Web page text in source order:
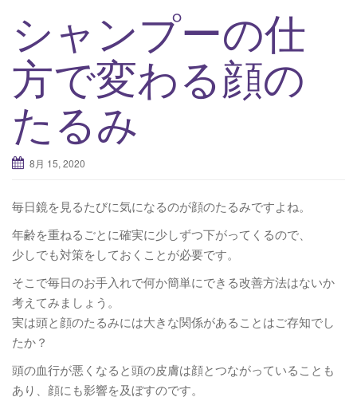
シャンプーの仕
方で変わる顔の
たるみ
8月 15, 2020
毎日鏡を見るたびに気になるのが顔のたるみですよね。
年齢を重ねるごとに確実に少しずつ下がってくるので、
少しでも対策をしておくことが必要です。
そこで毎日のお手入れで何か簡単にできる改善方法はないか
考えてみましょう。
実は頭と顔のたるみには大きな関係があることはご存知でし
たか？
頭の血行が悪くなると頭の皮膚は顔とつながっていることも
あり、顔にも影響を及ぼすのです。